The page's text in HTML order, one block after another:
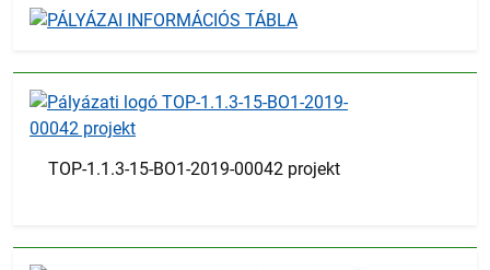
TOP-1.1.3-15-BO1-2019-00042 projekt